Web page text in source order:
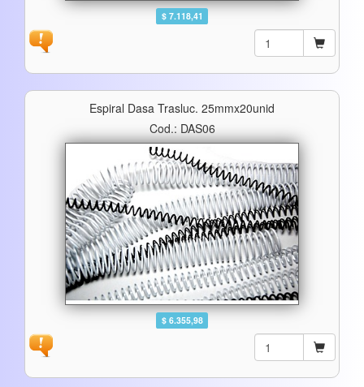
$ 7.118,41
Espiral Dasa Trasluc. 25mmx20unid
Cod.: DAS06
$ 6.355,98